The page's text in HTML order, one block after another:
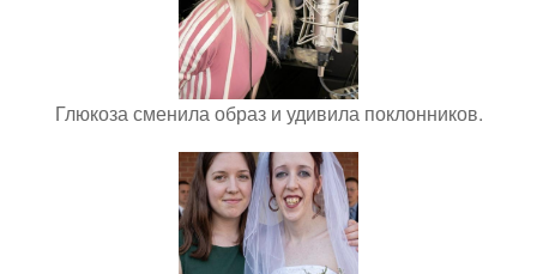
Глюкоза сменила образ и удивила поклонников.